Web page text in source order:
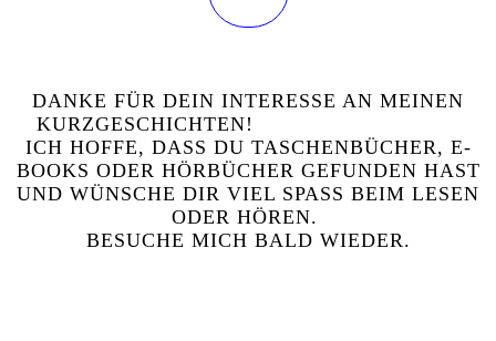
DANKE FÜR DEIN INTERESSE AN MEINEN
KURZGESCHICHTEN!
ICH HOFFE, DASS DU TASCHENBÜCHER, E-
BOOKS ODER HÖRBÜCHER GEFUNDEN HAST
UND WÜNSCHE DIR VIEL SPASS BEIM LESEN O
DER HÖREN.
BESUCHE MICH BALD WIEDER.